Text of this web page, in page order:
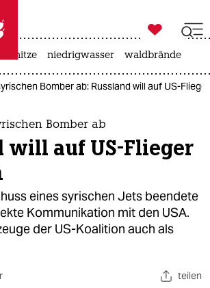
taz zahl ich
taz zahl ich

taz zahl ich
hitze niedrigwasser waldbrände
Bomber ab: Russland will auf US-
Bomber ab
will auf US-Flieger
eines syrischen Jets beendete
Kommunikation mit den USA.
der US-Koalition auch als
teilen